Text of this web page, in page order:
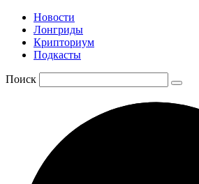
Новости
Лонгриды
Крипториум
Подкасты
Поиск